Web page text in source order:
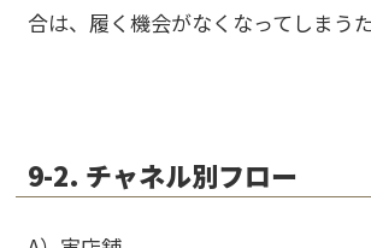
合は、履く機会がなくなってしまうた
9-2. チャネル別フロー